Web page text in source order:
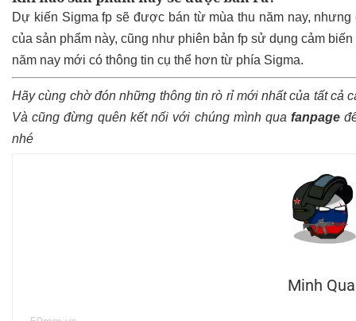
Dự kiến Sigma fp sẽ được bán từ mùa thu năm nay,
của sản phẩm này, cũng như phiên bản fp sử dụng cảm
năm nay mới có thông tin cụ thể hơn từ phía Sigma.
Hãy cùng chờ đón những thông tin rò rỉ mới nhất của tất cả
Và cũng đừng quên kết nối với chúng mình quafanpage
nhé
Minh